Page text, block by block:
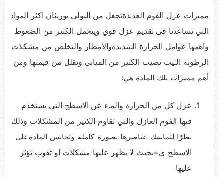
مميزات عزل الفوم العديدةتجعل من البولي يوريثان اكثر المواد
التي تساعدنا في تقديم عزل قوي ويتحمل الكثير من الضغوط
واهمها عوامل الحرارة الشديدةوالأمطار والتخلص من مشكلات
الرطوبة التيت تصيب الكثير من المياني وتقلل من قيمتها ومن
أهم مميزات تلك المادة هي:
عزل كل من الحرارة والماء عن الاسطح التي يستخدم
فيها الفوم العازل والتي تقاوم الكثير من المشكلات وذلك
نظرًا لتماسك عناصرها بصورة كاملة وتجانس المادةعلى
الاسطح ي=بحيث لا يظهر عليها مشكلات او ثقوب تؤثر
عليها.